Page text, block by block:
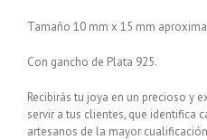
Tamaño 10 mm x 15 mm
Con gancho de Plata 925.
Recibirás tu joya en un precioso y
servir a tus clientes, que identifica
artesanos de la mayor